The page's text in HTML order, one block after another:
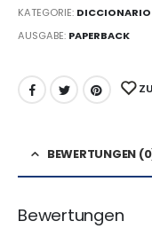
KATEGORIE: DICCIONARIO
AUSGABE: PAPERBACK
BEWERTUNGEN
Bewertungen